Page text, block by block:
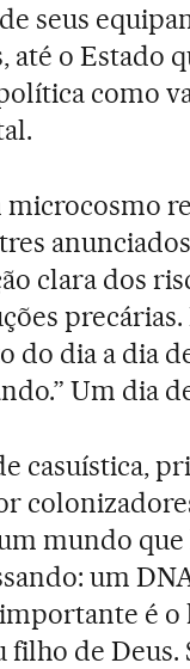
seus
até o Estado
como
microcosmo
clara dos
do dia a dia
Um dia
casuística,
mundo que
um
é
de Deus.